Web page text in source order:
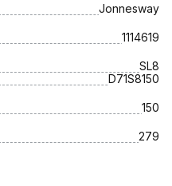
Jonnesway
1114619
SL8
D71S8150
150
279